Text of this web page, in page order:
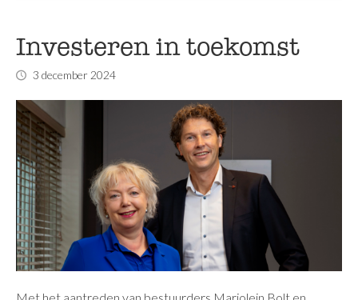
Investeren in toekomst
3 december 2024
Met het aantreden van bestuurders Marjolein Bolt en